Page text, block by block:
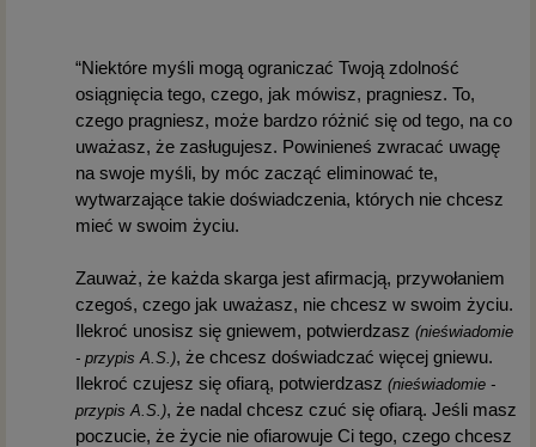
“Niektóre myśli mogą ograniczać Twoją zdolność
osiągnięcia tego, czego, jak mówisz, pragniesz. To,
czego pragniesz, może bardzo różnić się od tego, na co
uważasz, że zasługujesz. Powinieneś zwracać uwagę
na swoje myśli, by móc zacząć eliminować te,
wytwarzające takie doświadczenia, których nie chcesz
mieć w swoim życiu.
Zauważ, że każda skarga jest afirmacją, przywołaniem
czegoś, czego jak uważasz, nie chcesz w swoim życiu.
Ilekroć unosisz się gniewem, potwierdzasz (nieświadomie
- przypis A.S.), że chcesz doświadczać więcej gniewu.
Ilekroć czujesz się ofiarą, potwierdzasz (nieświadomie -
przypis A.S.), że nadal chcesz czuć się ofiarą. Jeśli masz
poczucie, że życie nie ofiarowuje Ci tego, czego chcesz